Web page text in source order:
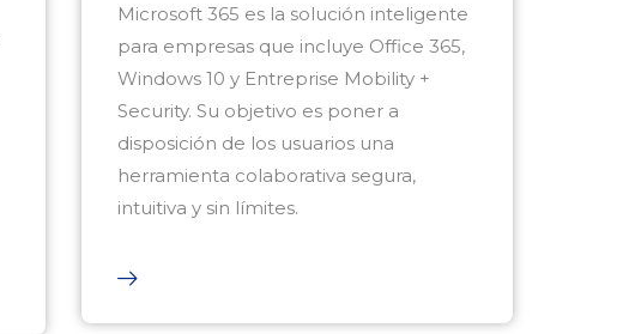
Microsoft 365 es la solución inteligente
para empresas que incluye Office 365,
Windows 10 y Entreprise Mobility +
Security. Su objetivo es poner a
disposición de los usuarios una
herramienta colaborativa segura,
intuitiva y sin límites.